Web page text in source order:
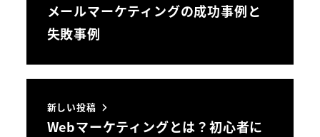
メールマーケティングの成功事例と
失敗事例
新しい投稿
Webマーケティングとは？初心者に